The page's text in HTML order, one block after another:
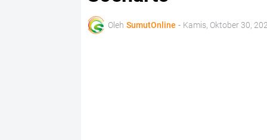
Oleh SumutOnline - Kamis, Oktober 30,